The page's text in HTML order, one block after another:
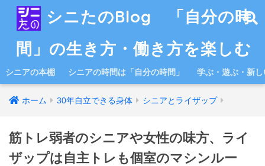
シニたのBlog 「自分の時
間」の生き方・働き方を楽しむ
シニアの本棚 シニアの時間は「自分の時間」 学ぶ・遊ぶ・新
ホーム 30年自立できる身体 シニアとライザップ
筋トレ弱者のシニアや女性の味方、ライ
ザップは自主トレも個室のマシンルー